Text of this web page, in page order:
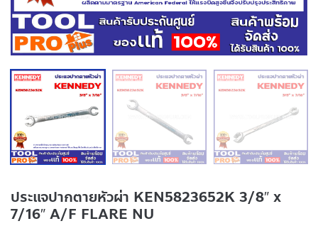
ประแจปากตายหัวผ่า KEN5823652K 3/8″ x
7/16″ A/F FLARE NU